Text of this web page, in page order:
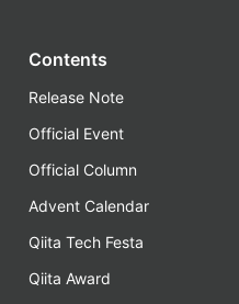
Contents
Release Note
Official Event
Official Column
Advent Calendar
Qiita Tech Festa
Qiita Award